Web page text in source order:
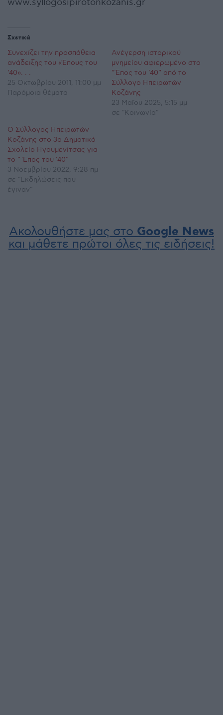
www.syllogosipirotonkozanis.gr
Σχετικά
Συνεχίζει την προσπάθεια
ανάδειξης του «Έπους του
‘40». . .
25 Οκτωβρίου 2011, 11:00 μμ
Παρόμοια θέματα
Ανέγερση ιστορικού
μνημείου αφιερωμένο στο
“Έπος του ’40” από το
Σύλλογο Ηπειρωτών
Κοζάνης
23 Μαΐου 2025, 5:15 μμ
σε "Κοινωνία"
Ο Σύλλογος Ηπειρωτών
Κοζάνης στο 3ο Δημοτικό
Σχολείο Ηγουμενίτσας για
το ” Έπος του ’40”
3 Νοεμβρίου 2022, 9:28 πμ
σε "Εκδηλώσεις που
έγιναν"
Ακολουθήστε μας στο Google News
και μάθετε πρώτοι όλες τις ειδήσεις!